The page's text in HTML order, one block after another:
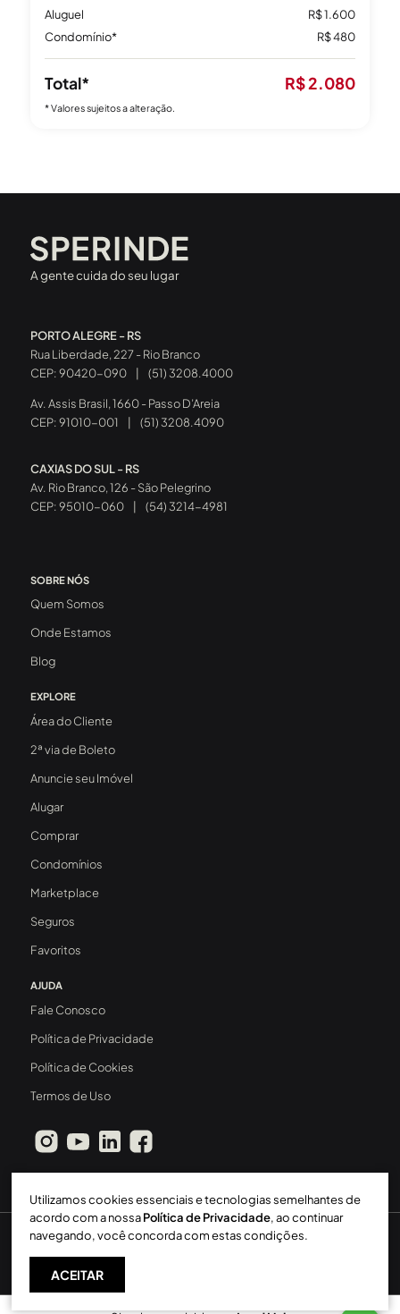
Aluguel
R$ 1.600
Condomínio*
R$ 480
Total* R$ 2.080
* Valores sujeitos a alteração.
A gente cuida do seu lugar
PORTO ALEGRE - RS
Rua Liberdade, 227 - Rio Branco
CEP: 90420-090
(51) 3208.4000
Av. Assis Brasil, 1660 - Passo D’Areia
CEP: 91010-001
(51) 3208.4090
CAXIAS DO SUL - RS
Av. Rio Branco, 126 - São Pelegrino
CEP: 95010-060
| (54) 3214-4981
SOBRE NÓS
Quem Somos
Onde Estamos
Blog
EXPLORE
Área do Cliente
2ª via de Boleto
Anuncie seu Imóvel
Alugar
Comprar
Condomínios
Marketplace
Seguros
Favoritos
AJUDA
Fale Conosco
Política de Privacidade
Política de Cookies
Termos de Uso
Sperinde Gestão Imobiliária LTDA - CRECI: 411J - 2026 ©
Todos os direitos reservados
Utilizamos cookies essenciais e tecnologias semelhantes de
acordo com a nossaPolítica de Privacidade, ao continuar
navegando, você concorda com estas condições.
ACEITAR